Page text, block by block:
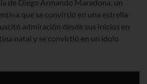
de Diego Armando Maradona, un
que se convirtió en una estrella
admiración desde sus inicios en
natal y se convirtió en un ídolo